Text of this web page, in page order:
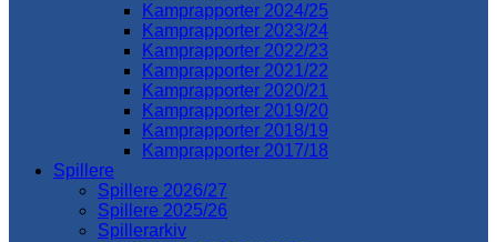
Kamprapporter 2024/25
Kamprapporter 2023/24
Kamprapporter 2022/23
Kamprapporter 2021/22
Kamprapporter 2020/21
Kamprapporter 2019/20
Kamprapporter 2018/19
Kamprapporter 2017/18
Spillere
Spillere 2026/27
Spillere 2025/26
Spillerarkiv